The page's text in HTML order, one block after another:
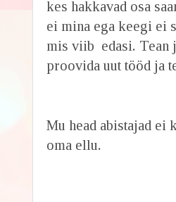
kes hakkavad osa
ei mina ega keegi ei
mis viib edasi. Tean
proovida uut tööd ja
Mu head abistajad ei
oma ellu.